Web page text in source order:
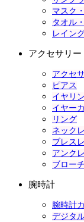
マスク
タオル
レイン
アクセサリ
アクセ
ピアス
イヤリ
イヤー
リング
ネック
ブレス
アンク
ブローチ
腕時計
腕時計
デジタ